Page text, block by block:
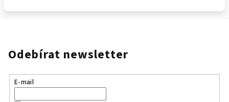
Odebírat newsletter
E-mail